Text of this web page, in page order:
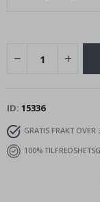
ID 15336
GRATIS FRAKT OVER
100%